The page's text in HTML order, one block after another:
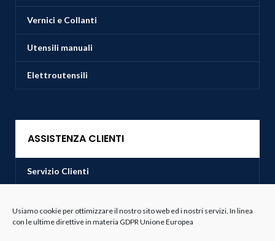
Usiamo cookie per ottimizzare il nostro sito web ed i nostri servizi. In linea
con le ultime direttive in materia GDPR Unione Europea
Vernici e Collanti
Utensili manuali
Elettroutensili
ASSISTENZA CLIENTI
Servizio Clienti
Resi e Recessi